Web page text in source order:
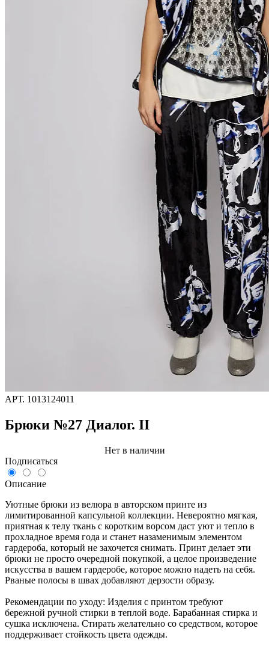
АРТ. 1013124011
Брюки №27 Диалог. II
Нет в наличии
Подписаться
Описание
Уютные брюки из велюра в авторском принте из
лимитированной капсульной коллекции. Невероятно мягкая,
приятная к телу ткань с коротким ворсом даст уют и тепло в
прохладное время года и станет назаменимым элементом
гардероба, который не захочется снимать. Принт делает эти
брюки не просто очередной покупкой, а целое произведение
искусства в вашем гардеробе, которое можно надеть на себя.
Рваные полосы в швах добавляют дерзости образу.
Рекомендации по уходу: Изделия с принтом требуют
бережной ручной стирки в теплой воде. Барабанная стирка и
сушка исключена. Стирать желательно со средством, которое
поддерживает стойкость цвета одежды.